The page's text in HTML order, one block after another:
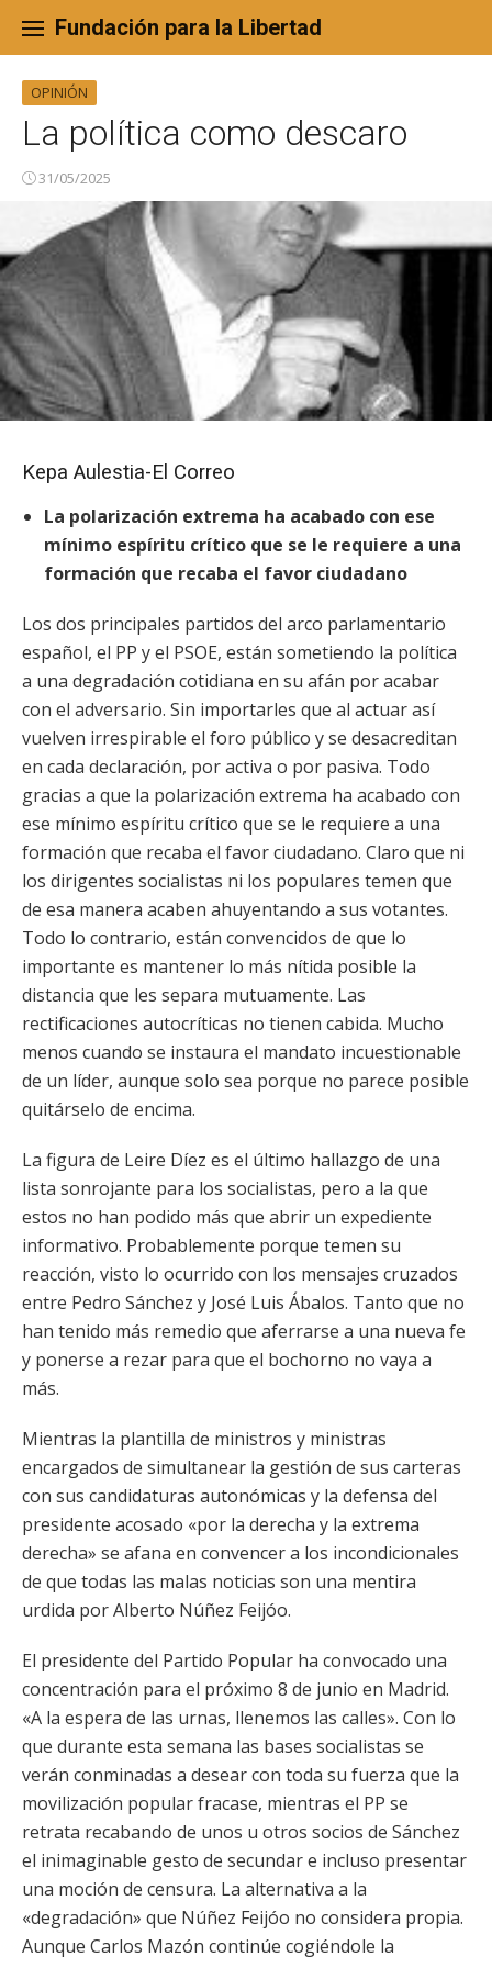
content
Fundación para la Libertad
OPINIÓN
La política como descaro
31/05/2025
Kepa Aulestia-El Correo
La polarización extrema ha acabado con ese
mínimo espíritu crítico que se le requiere a una
formación que recaba el favor ciudadano
Los dos principales partidos del arco parlamentario
español, el PP y el PSOE, están sometiendo la política
a una degradación cotidiana en su afán poracabar
con el adversario. Sin importarles que al actuar así
vuelven irrespirable el foro público y se desacreditan
en cada declaración, por activa o por pasiva. Todo
gracias a que la polarización extrema ha acabado con
ese mínimo espíritu crítico que se le requiere a una
formación que recaba el favor ciudadano. Claro que ni
los dirigentes socialistas ni los populares temen que
de esa manera acaben ahuyentando a sus votantes.
Todo lo contrario, están convencidos de que lo
importante es mantener lo más nítida posible la
distancia que les separa mutuamente. Las
rectificaciones autocríticas no tienen cabida. Mucho
menos cuando se instaura el mandato incuestionable
de un líder, aunque solo sea porque no parece posible
quitárselo de encima.
La figura de Leire Díez es el último hallazgo de una
lista sonrojante para los socialistas, pero a la que
estos no han podido más que abrir un expediente
informativo. Probablemente porque temen su
reacción, visto lo ocurrido con los mensajes cruzados
entre Pedro Sánchez y José Luis Ábalos. Tanto que no
han tenido más remedio que aferrarse a una nueva fe
y ponerse a rezar para que el bochorno no vaya a
más.
Mientras la plantilla de ministros y ministras
encargados de simultanear la gestión de sus carteras
con sus candidaturas autonómicas y la defensa del
presidente acosado «por la derecha y la extrema
derecha» se afana en convencer a los incondicionales
de que todas las malas noticias son una mentira
urdida por Alberto Núñez Feijóo.
El presidente del Partido Popular ha convocado una
concentración para el próximo 8 de junio en Madrid.
«A la espera de las urnas, llenemos las calles». Con lo
que durante esta semana las bases socialistas se
verán conminadas a desear con toda su fuerza que la
movilización popular fracase, mientras el PP se
retrata recabando de unos u otros socios de Sánchez
el inimaginable gesto de secundar e incluso presentar
una moción de censura. La alternativa a la
«degradación» que Núñez Feijóo no considera propia.
Aunque Carlos Mazón continúe cogiéndole la